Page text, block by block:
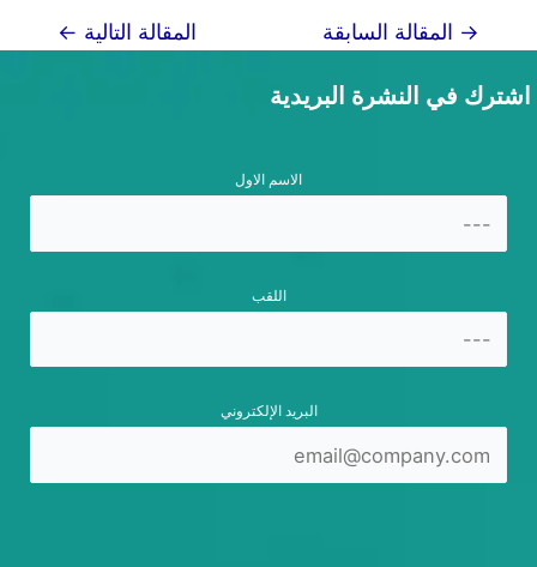
تصفّح→ المقالة السابقة المقالة التالية ←
اشترك في النشرة البريدية
الاسم الاول
اللقب
البريد الإلكتروني